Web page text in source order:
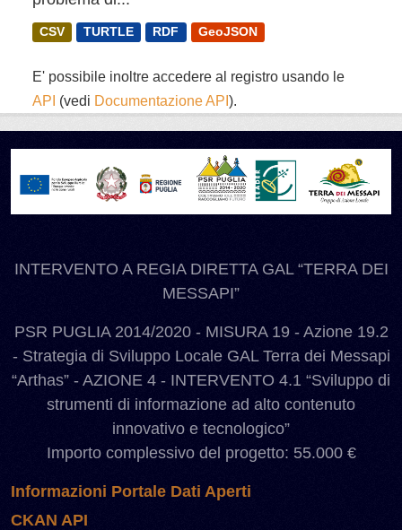
CSV TURTLE RDF GeoJSON
E' possibile inoltre accedere al registro usando le
API (vedi Documentazione API ).
INTERVENTO A REGIA DIRETTA GAL “TERRA DEI
MESSAPI”
PSR PUGLIA 2014/2020 - MISURA 19 - Azione 19.2
- Strategia di Sviluppo Locale GAL Terra dei Messapi
“Arthas” - AZIONE 4 - INTERVENTO 4.1 “Sviluppo di
strumenti di informazione ad alto contenuto
innovativo e tecnologico”
Importo complessivo del progetto: 55.000 €
Informazioni Portale Dati Aperti
CKAN API